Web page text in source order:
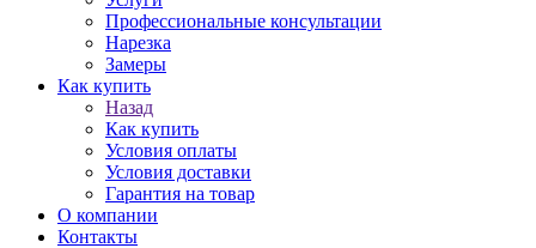
Профессиональные консультации
Нарезка
Замеры
Как купить
Назад
Как купить
Условия оплаты
Условия доставки
Гарантия на товар
О компании
Контакты